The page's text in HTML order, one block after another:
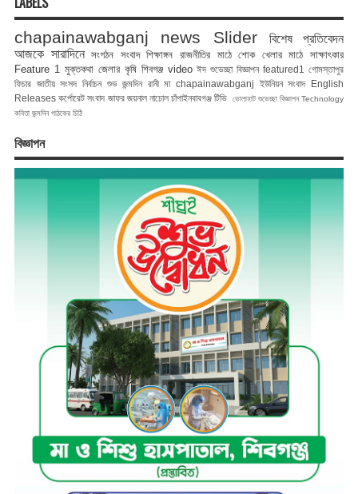
chapainawabganj news Slider
বিশেষ প্রতিবেদন
আজকে সারাদিনে সংগঠন সংবাদ শিক্ষাঙ্গন রাজনীতির মাঠে শোক খেলার মাঠে
সাক্ষাৎকার
Feature 1 মুক্তকথা জেলার কৃষি শিবগঞ্জ video ঈদ শুভেচ্ছা বিজ্ঞাপন featured1
গোমস্তাপুর
ফিচার জাতীয় সংসদ নির্বাচন শুভ জন্মদিন রানী মা chapainawabganj ইউনিয়ন সংবাদ English
Releases কর্পোরেট সংবাদ জাফর জয়নাল নাচোল চাঁপাইনবাবগঞ্জ টিভি ভোলাহাট শুভেচ্ছা বিজ্ঞাপন Technology
কবিতা জন্মদিন পাঠকের চিঠি
বিজ্ঞাপন